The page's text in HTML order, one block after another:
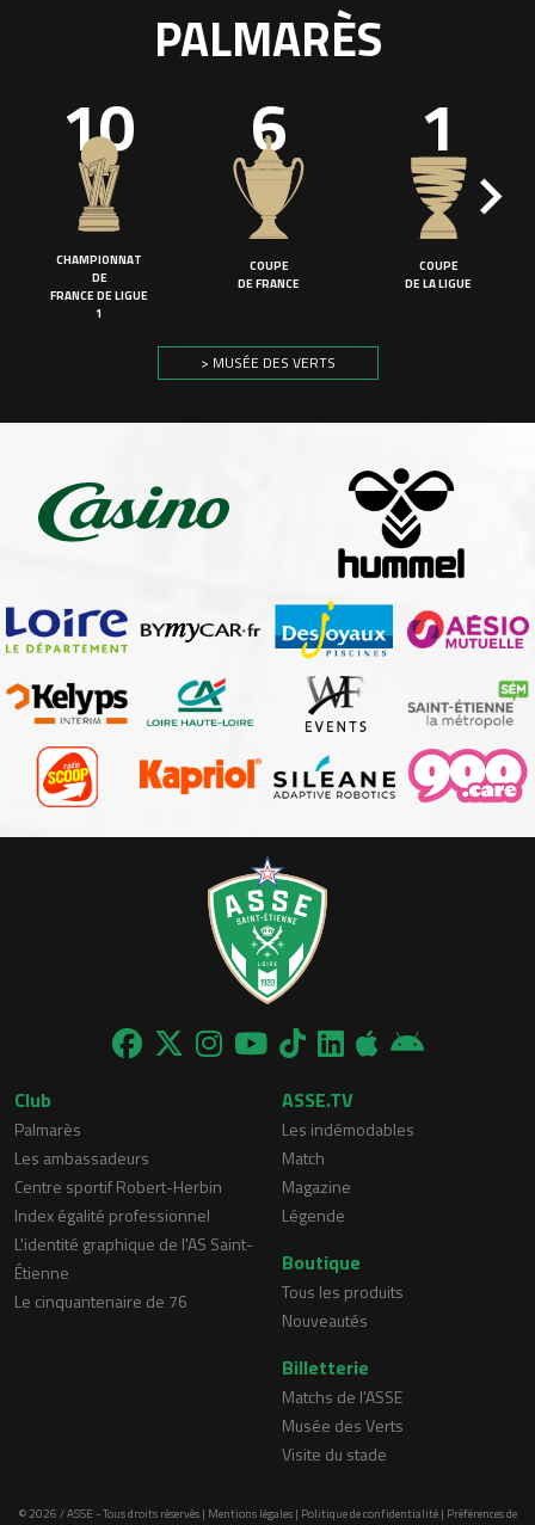
PALMARÈS
10
CHAMPIONNAT
DE
FRANCE DE LIGUE
1
6
COUPE
DE FRANCE
1
COUPE
DE LA LIGUE
> MUSÉE DES VERTS
Club
Palmarès
Les ambassadeurs
Centre sportif Robert-Herbin
Index égalité professionnel
L'identité graphique de l'AS Saint-
Étienne
Le cinquantenaire de 76
ASSE.TV
Les indémodables
Match
Magazine
Légende
Boutique
Tous les produits
Nouveautés
Billetterie
Matchs de l'ASSE
Musée des Verts
Visite du stade
© 2026 / ASSE - Tous droits réservés | Mentions légales| Politique de confidentialité| Préférences de